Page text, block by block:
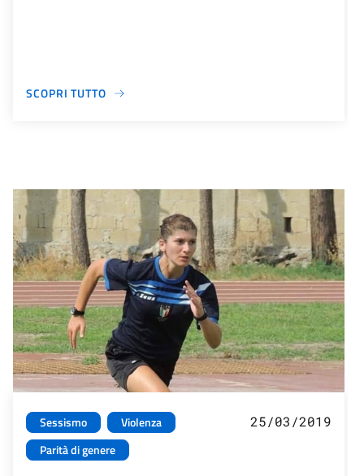
SCOPRI TUTTO
Sessismo
Violenza
Parità di genere
25/03/2019